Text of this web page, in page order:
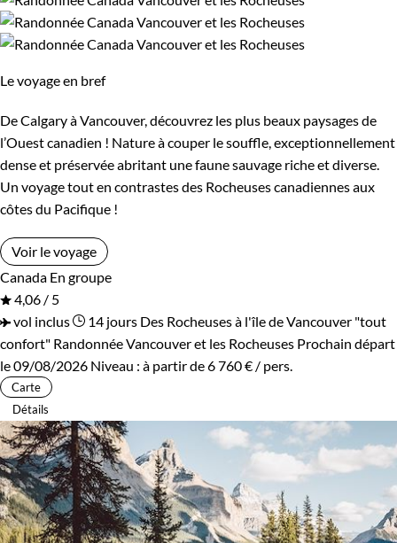
Environnement
Bord de mer et îles
Montagne
Le voyage en bref
De Calgary à Vancouver, découvrez les plus beaux paysages de
l’Ouest canadien ! Nature à couper le souffle, exceptionnellement
dense et préservée abritant une faune sauvage riche et diverse.
Un voyage tout en contrastes des Rocheuses canadiennes aux
côtes du Pacifique !
Voir le voyage
Canada En groupe
4,06 / 5
vol inclus
14 jours Des Rocheuses à l'île de Vancouver "tout
confort" Randonnée Vancouver et les Rocheuses Prochain départ
le 09/08/2026 Niveau : à partir de6 760 € / pers.
Carte
Détails